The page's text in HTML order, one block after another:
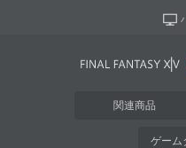
関連商品
ゲーム